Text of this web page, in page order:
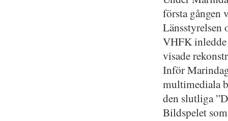
första gången
Länsstyrelsen
VHFK inledde
visade
Inför
multimediala
den slutliga
Bildspelet